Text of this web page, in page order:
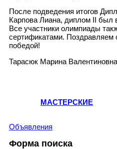
После подведения итогов
Карпова Лиана, диплом II был
Все участники олимпиады
сертификатами. Поздравляем
победой!
Тарасюк Марина
МАСТЕРСКИЕ
Объявления
Форма поиска